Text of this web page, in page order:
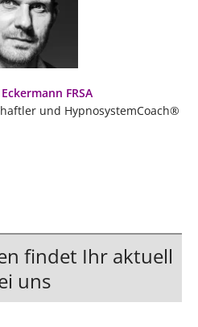
FRSA
und HypnosystemCoach®
findet Ihr aktuell
uns